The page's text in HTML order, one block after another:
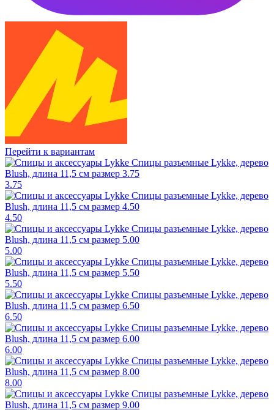
Перейти к вариантам
3.75
4.50
5.00
5.50
6.50
6.00
8.00